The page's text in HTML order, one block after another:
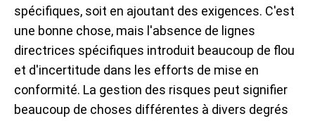
spécifiques, soit en ajoutant des exigences. C'est
une bonne chose, mais l'absence de lignes
directrices spécifiques introduit beaucoup de flou
et d'incertitude dans les efforts de mise en
conformité. La gestion des risques peut signifier
beaucoup de choses différentes à divers degrés